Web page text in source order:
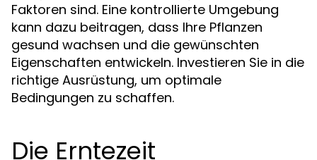
Faktoren sind. Eine kontrollierte Umgebung
kann dazu beitragen, dass Ihre Pflanzen
gesund wachsen und die gewünschten
Eigenschaften entwickeln. Investieren Sie in die
richtige Ausrüstung, um optimale
Bedingungen zu schaffen.
Die Erntezeit